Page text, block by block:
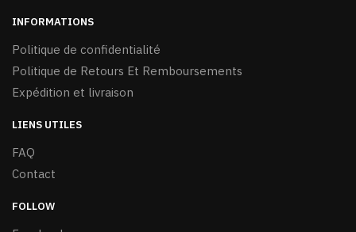
produit
INFORMATIONS
Politique de confidentialité
Politique de Retours Et Remboursements
Expédition et livraison
LIENS UTILES
FAQ
Contact
FOLLOW